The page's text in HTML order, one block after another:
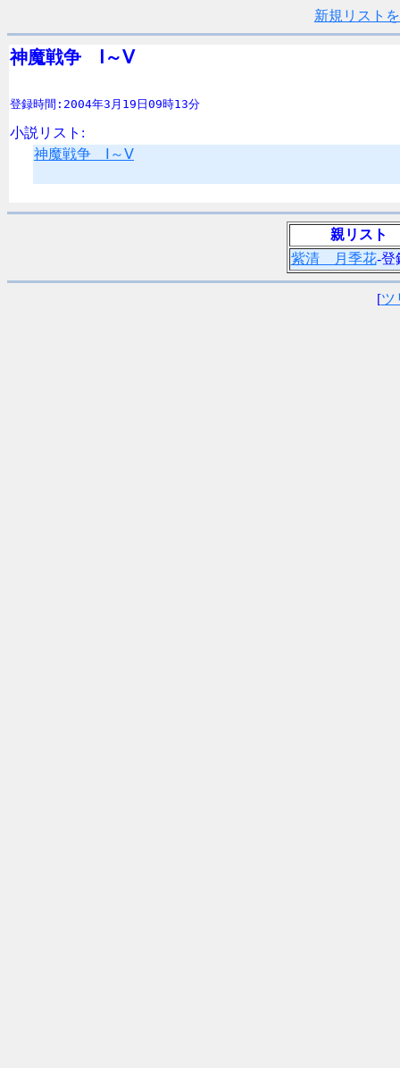
新規リスト
神魔戦争　Ⅰ～Ⅴ
登録時間:2004年3月19日09時13分
小説リスト:
神魔戦争 Ⅰ～Ⅴ
親リスト
紫清 月季花-登
[ツ